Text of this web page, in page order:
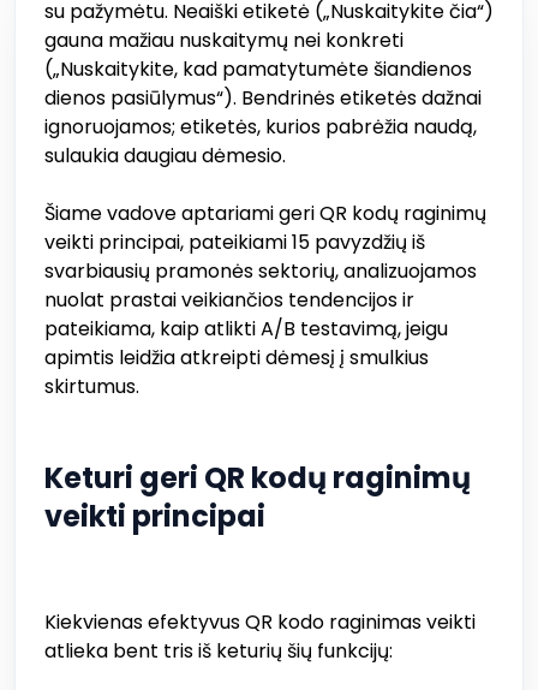
su pažymėtu. Neaiški etiketė („Nuskaitykite čia“)
gauna mažiau nuskaitymų nei konkreti
(„Nuskaitykite, kad pamatytumėte šiandienos
dienos pasiūlymus“). Bendrinės etiketės dažnai
ignoruojamos; etiketės, kurios pabrėžia naudą,
sulaukia daugiau dėmesio.
Šiame vadove aptariami geri QR kodų raginimų
veikti principai, pateikiami 15 pavyzdžių iš
svarbiausių pramonės sektorių, analizuojamos
nuolat prastai veikiančios tendencijos ir
pateikiama, kaip atlikti A/B testavimą, jeigu
apimtis leidžia atkreipti dėmesį į smulkius
skirtumus.
Keturi geri QR kodų raginimų
veikti principai
Kiekvienas efektyvus QR kodo raginimas veikti
atlieka bent tris iš keturių šių funkcijų: